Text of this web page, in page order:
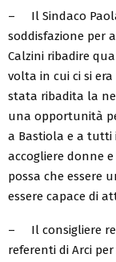
– Il Sindaco
soddisfazione per
Calzini ribadire
volta in cui ci si
stata ribadita la
una opportunità
a Bastiola e a tutti
accogliere donne
possa che essere
essere capace di
– Il consigliere
referenti di Arci